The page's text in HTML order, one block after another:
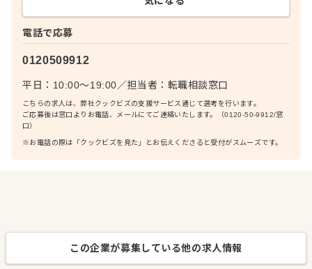
電話で応募
0120509912
平日：10:00〜19:00／担当者： 転職相談窓口
こちらの求人は、弊社クックビズの支援サービス通じて選考を行います。
ご応募後は窓口よりお電話、メールにてご連絡いたします。（0120-50-9912/窓
口）
※お電話の際は「クックビズを見た」とお伝えくださると受付がスムーズです。
この企業が募集している他の求人情報